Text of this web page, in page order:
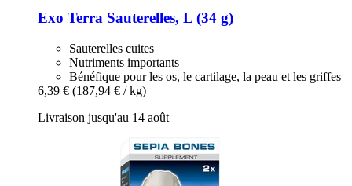
Exo Terra Sauterelles, L (34 g)
Sauterelles cuites
Nutriments importants
Bénéfique pour les os, le cartilage, la peau et les griffes
6,39 € (187,94 € / kg)
Livraison jusqu'au 14 août